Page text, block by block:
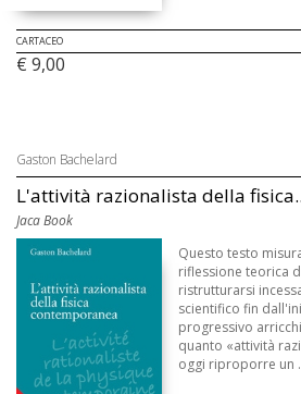
CARTACEO
€ 9,00
Gaston Bachelard
L'attività razionalista della
Jaca Book
Questo testo
riflessione teorica
ristrutturarsi
scientifico fin
progressivo
quanto «attività
oggi riproporre un